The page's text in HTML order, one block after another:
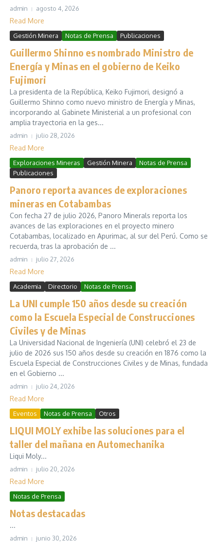
admin agosto 4, 2026
Read More
Gestión Minera Notas de Prensa Publicaciones
Guillermo Shinno es nombrado Ministro de
Energía y Minas en el gobierno de Keiko
Fujimori
La presidenta de la República, Keiko Fujimori, designó a
Guillermo Shinno como nuevo ministro de Energía y Minas,
incorporando al Gabinete Ministerial a un profesional con
amplia trayectoria en la ges...
admin julio 28, 2026
Read More
Exploraciones Mineras Gestión Minera
Notas de Prensa
Publicaciones
Panoro reporta avances de exploraciones
mineras en Cotabambas
Con fecha 27 de julio 2026, Panoro Minerals reporta los
avances de las exploraciones en el proyecto minero
Cotabambas, localizado en Apurimac, al sur del Perú. Como se
recuerda, tras la aprobación de ...
admin julio 27, 2026
Read More
Academia Directorio Notas de Prensa
La UNI cumple 150 años desde su creación
como la Escuela Especial de Construcciones
Civiles y de Minas
La Universidad Nacional de Ingeniería (UNI) celebró el 23 de
julio de 2026 sus 150 años desde su creación en 1876 como la
Escuela Especial de Construcciones Civiles y de Minas, fundada
en el Gobierno ...
admin julio 24, 2026
Read More
Eventos Notas de Prensa Otros
LIQUI MOLY exhibe las soluciones para el
taller del mañana en Automechanika
Liqui Moly...
admin julio 20, 2026
Read More
Notas de Prensa
Notas destacadas
...
admin junio 30, 2026